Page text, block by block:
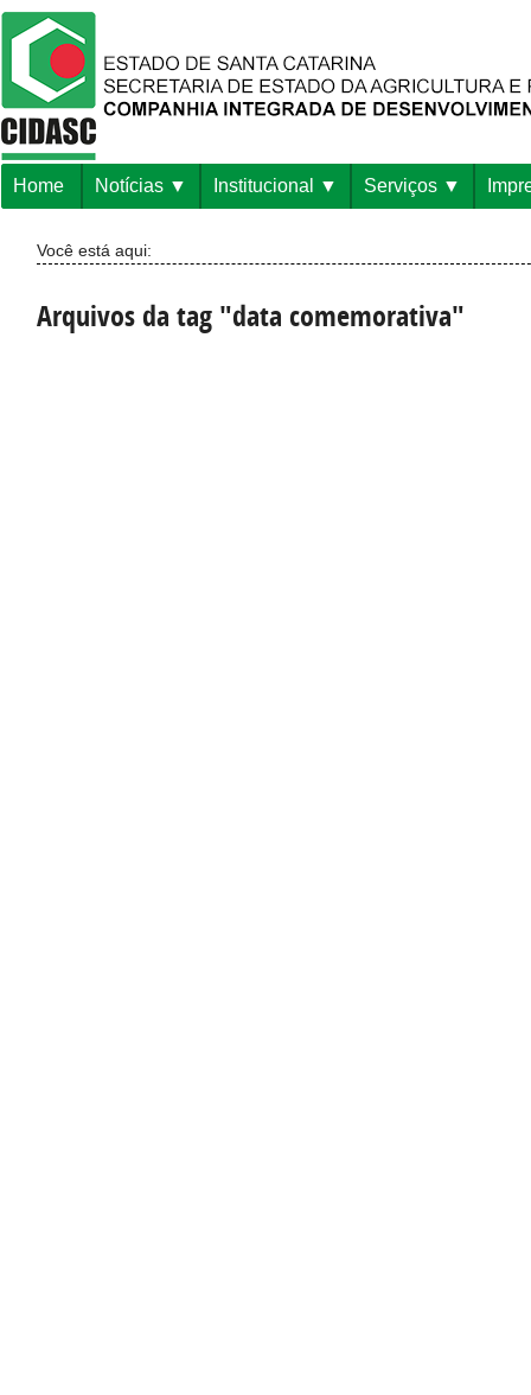
Home Notícias Institucional Serviços
Você está aqui:
Arquivos da tag "data comemorativa"